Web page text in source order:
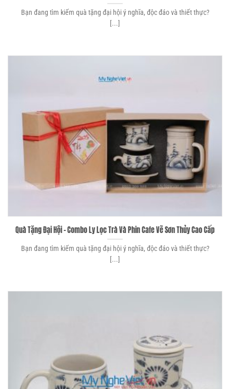
Bạn đang tìm kiếm quà tặng đại hội ý nghĩa, độc đáo và thiết thực?
[...]
Quà Tặng Đại Hội – Combo Ly Lọc Trà Và Phin Cafe Vẽ Sơn Thủy Cao Cấp
Bạn đang tìm kiếm quà tặng đại hội ý nghĩa, độc đáo và thiết thực?
[...]